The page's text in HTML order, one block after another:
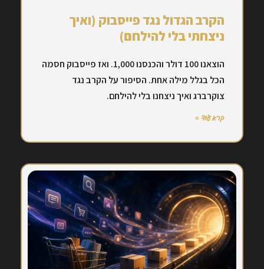
הקרב הגדול נגד פייסבוק (ואיך
ניצחתי בלי להילחם)
הוצאנו 100 דולר והכנסנו 1,000. ואז פייסבוק חסמה
הכל בגלל מילה אחת. הסיפור על הקרב נגד
צוקרברג ואיך ניצחנו בלי להילחם.
קרא עוד »